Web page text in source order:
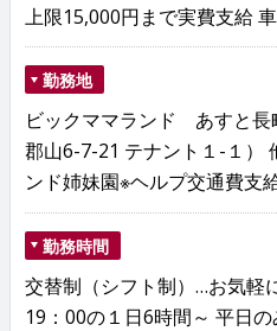
上限15,000円まで実費支給
勤務地
ビックママランド あすと長
郡山6-7-21 テナント１-１）
ンド姉妹園※ヘルプ交通費支
勤務時間
交替制（シフト制）…お気軽
19：00の１日6時間～ 平